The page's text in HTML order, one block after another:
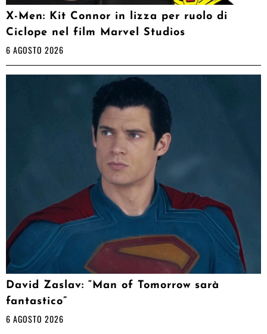
X-Men: Kit Connor in lizza per ruolo di
Ciclope nel film Marvel Studios
6 AGOSTO 2026
David Zaslav: “Man of Tomorrow sarà
fantastico”
6 AGOSTO 2026